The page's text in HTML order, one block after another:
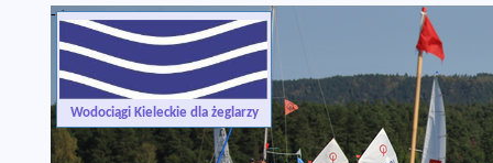
Wodociągi Kieleckie dla żeglarzy
-->